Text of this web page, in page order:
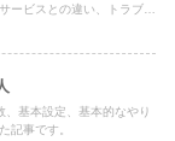
ービスとの違い、トラブル
基本設定、基本的なやり
記事です。